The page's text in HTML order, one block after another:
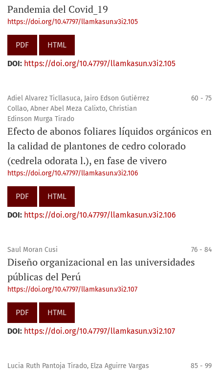
Pandemia del Covid_19
https://doi.org/10.47797/llamkasun.v3i2.105
PDF
HTML
DOI: https://doi.org/10.47797/llamkasun.v3i2.105
Adiel Alvarez Ticllasuca, Jairo Edson Gutiérrez
Collao, Abner Abel Meza Calixto, Christian
Edinson Murga Tirado
60 - 75
Efecto de abonos foliares líquidos orgánicos en
la calidad de plantones de cedro colorado
(cedrela odorata l.), en fase de vivero
https://doi.org/10.47797/llamkasun.v3i2.106
PDF
HTML
DOI: https://doi.org/10.47797/llamkasun.v3i2.106
Saul Moran Cusi 76 - 84
Diseño organizacional en las universidades
públicas del Perú
https://doi.org/10.47797/llamkasun.v3i2.107
PDF
HTML
DOI: https://doi.org/10.47797/llamkasun.v3i2.107
Lucia Ruth Pantoja Tirado, Elza Aguirre Vargas 85 - 99